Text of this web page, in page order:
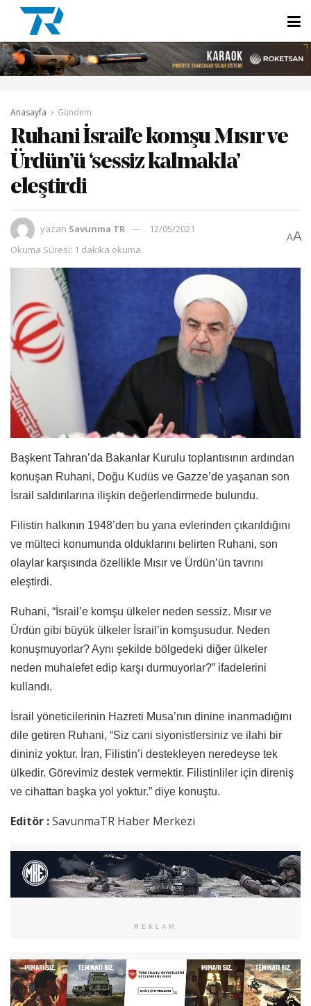
Anasayfa Gündem
Ruhani İsrail’e komşu Mısır ve
Ürdün’ü ‘sessiz kalmakla’
eleştirdi
yazan Savunma TR
12/05/2021
Okuma Süresi: 1 dakika okuma
AA
Başkent Tahran’da Bakanlar Kurulu toplantısının ardından
konuşan Ruhani, Doğu Kudüs ve Gazze’de yaşanan son
İsrail saldırılarına ilişkin değerlendirmede bulundu.
Filistin halkının 1948’den bu yana evlerinden çıkarıldığını
ve mülteci konumunda olduklarını belirten Ruhani, son
olaylar karşısında özellikle Mısır ve Ürdün’ün tavrını
eleştirdi.
Ruhani, “İsrail’e komşu ülkeler neden sessiz. Mısır ve
Ürdün gibi büyük ülkeler İsrail’in komşusudur. Neden
konuşmuyorlar? Aynı şekilde bölgedeki diğer ülkeler
neden muhalefet edip karşı durmuyorlar?” ifadelerini
kullandı.
İsrail yöneticilerinin Hazreti Musa’nın dinine inanmadığını
dile getiren Ruhani, “Siz cani siyonistlersiniz ve ilahi bir
dininiz yoktur. İran, Filistin’i destekleyen neredeyse tek
ülkedir. Görevimiz destek vermektir. Filistinliler için direniş
ve cihattan başka yol yoktur.” diye konuştu.
Editör :SavunmaTR Haber Merkezi
REKLAM